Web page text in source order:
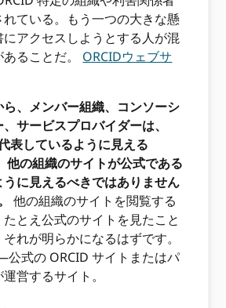
ている。もう一つの大きな懸
アクセスしようとする人が混
ることだ。 ORCIDウェブサ
ら、メンバー組織、コンソーシ
サービスプロバイダーは、
表しているように見える
他の組織のサイトが公式である
に見えるべきではありません
他の組織のサイトを閲覧する
とえ公式のサイトを見たこと
れが明らかになるはずです。
公式の ORCID サイトまたはパ
営するサイト。